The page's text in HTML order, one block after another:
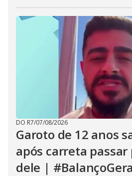
DO R7/07/08/2026
Garoto de 12 anos
após carreta passar
dele |